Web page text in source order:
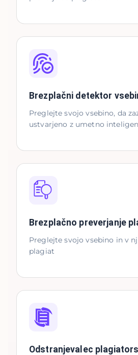
Brezplačni detektor
Preglejte svojo vsebino, da
ustvarjeno z umetno
Brezplačno preverjanje
Preglejte svojo vsebino in v
plagiat
Odstranjevalec